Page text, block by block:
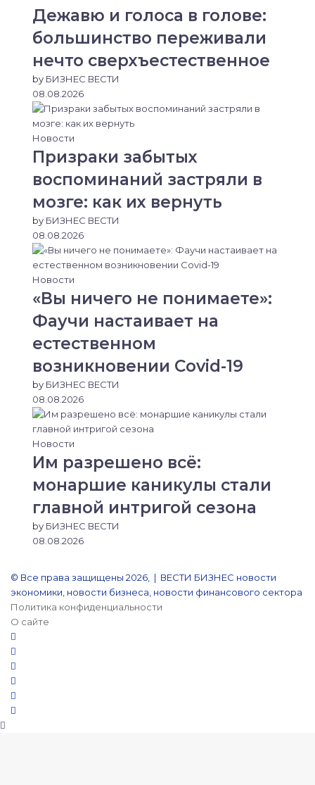
Дежавю и голоса в голове:
большинство переживали
нечто сверхъестественное
by БИЗНЕС ВЕСТИ
08.08.2026
Новости
Призраки забытых
воспоминаний застряли в
мозге: как их вернуть
by БИЗНЕС ВЕСТИ
08.08.2026
Новости
«Вы ничего не понимаете»:
Фаучи настаивает на
естественном
возникновении Covid-19
by БИЗНЕС ВЕСТИ
08.08.2026
Новости
Им разрешено всё:
монаршие каникулы стали
главной интригой сезона
by БИЗНЕС ВЕСТИ
08.08.2026
© Все права защищены 2026, | ВЕСТИ БИЗНЕС новости
экономики, новости бизнеса, новости финансового сектора
Политика конфиденциальности
О сайте